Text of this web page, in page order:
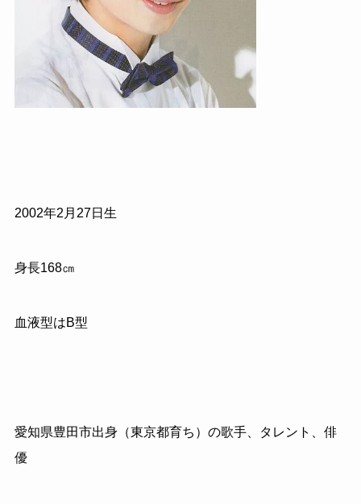
2002年2 月 27日生
身長168㎝
血液型はB型
愛知県豊田市出身（東京都育ち）の歌手、タレント、俳
優